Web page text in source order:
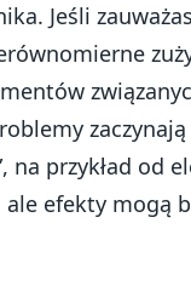
Jeśli
zaczynają
na przykład od
efekty mogą